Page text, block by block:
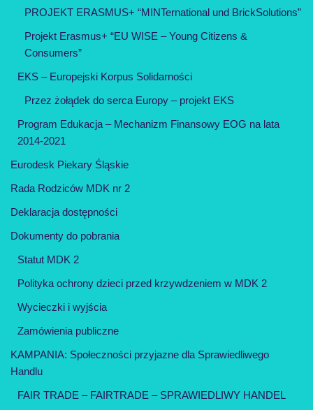
PROJEKT ERASMUS+ “MINTernational und BrickSolutions”
Projekt Erasmus+ “EU WISE – Young Citizens &
Consumers”
EKS – Europejski Korpus Solidarności
Przez żołądek do serca Europy – projekt EKS
Program Edukacja – Mechanizm Finansowy EOG na lata
2014-2021
Eurodesk Piekary Śląskie
Rada Rodziców MDK nr 2
Deklaracja dostępności
Dokumenty do pobrania
Statut MDK 2
Polityka ochrony dzieci przed krzywdzeniem w MDK 2
Wycieczki i wyjścia
Zamówienia publiczne
KAMPANIA: Społeczności przyjazne dla Sprawiedliwego
Handlu
FAIR TRADE – FAIRTRADE – SPRAWIEDLIWY HANDEL